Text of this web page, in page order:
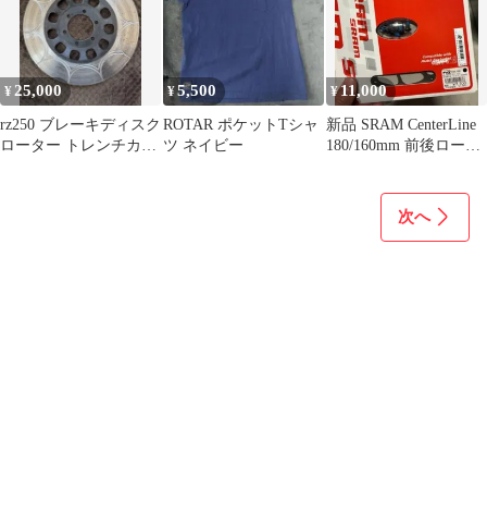
¥25,000
rz250 ブレーキディスク
ローター トレンチカッ
¥5,500
ROTAR ポケットTシャ
ツ ネイビー
¥11,000
新品 SRAM CenterLine
180/160mm 前後ロータ
次へ